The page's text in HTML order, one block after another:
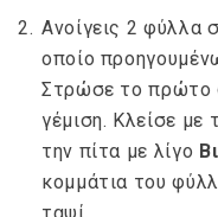
Ανοίγεις 2 φύλλα
οποίο
Στρώσε το πρώτο
γέμιση. Κλείσε με
την πίτα με λίγο
κομμάτια του
ταψί.